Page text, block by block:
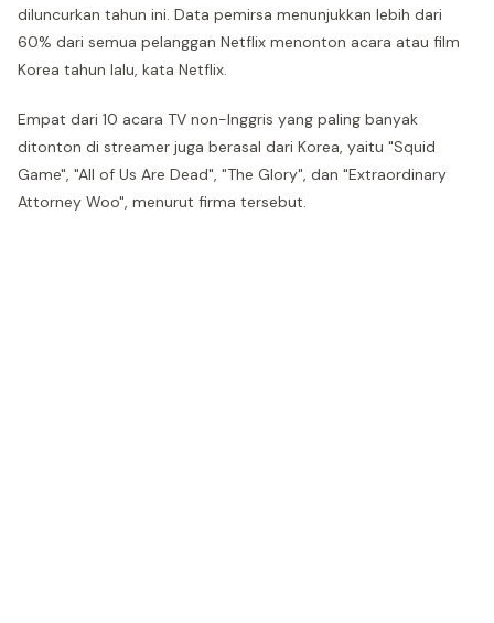
diluncurkan tahun ini. Data pemirsa menunjukkan lebih dari
60% dari semua pelanggan Netflix menonton acara atau film
Korea tahun lalu, kata Netflix.
Empat dari 10 acara TV non-Inggris yang paling banyak
ditonton di streamer juga berasal dari Korea, yaitu "Squid
Game", "All of Us Are Dead", "The Glory", dan "Extraordinary
Attorney Woo", menurut firma tersebut.